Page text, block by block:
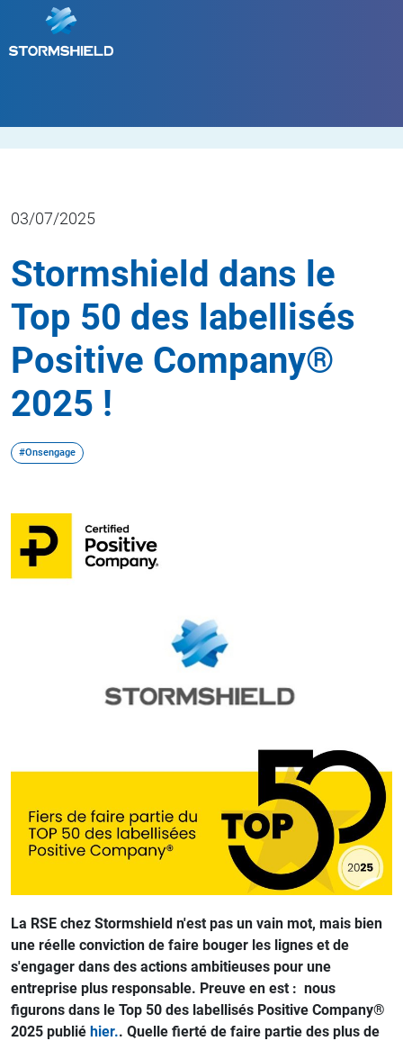
03/07/2025
Stormshield dans le
Top 50 des labellisés
Positive Company®
2025 !
#Onsengage
La RSE chez Stormshield n'est pas un vain mot, mais bien
une réelle conviction de faire bouger les lignes et de
s'engager dans des actions ambitieuses pour une
entreprise plus responsable. Preuve en est : nous
figurons dans le Top 50 des labellisés Positive Company®
2025 publié hier.. Quelle fierté de faire partie des plus de